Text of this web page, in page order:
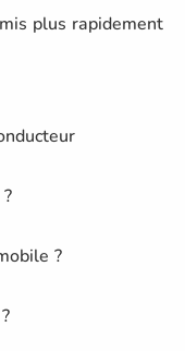
plus rapidement
?